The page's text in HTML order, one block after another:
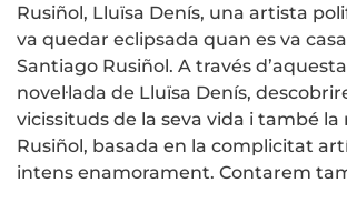
Rusiñol, Lluïsa Denís, una artista
va quedar eclipsada quan es va
Santiago Rusiñol. A través
novel·lada de Lluïsa Denís,
vicissituds de la seva vida i també la
Rusiñol, basada en la complicitat
intens enamorament. Contarem